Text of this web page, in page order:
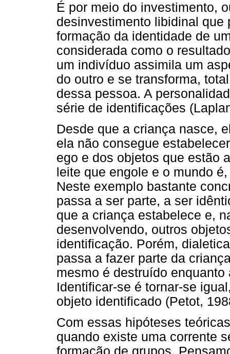
É por meio do investimento,
desinvestimento libidinal que
formação da identidade de
considerada como o
um indivíduo assimila um
do outro e se transforma,
dessa pessoa. A
série de identificações
Desde que a criança nasce,
ela não consegue
ego e dos objetos que estão
leite que engole e o mundo
Neste exemplo bastante
passa a ser parte, a ser
que a criança estabelece e,
desenvolvendo, outros
identificação. Porém,
passa a fazer parte da
mesmo é destruído
Identificar-se é tornar-se
objeto identificado (Petot,
Com essas hipóteses
quando existe uma corrente